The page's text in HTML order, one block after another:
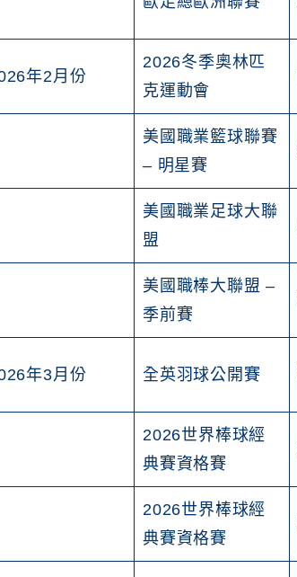
年2月份
2026冬季奧林匹
克運動會
美國職業籃球聯賽
– 明星賽
美國職業足球大聯
盟
美國職棒大聯盟 –
季前賽
年3月份 全英羽球公開賽
2026世界棒球經
典賽資格賽
2026世界棒球經
典賽資格賽